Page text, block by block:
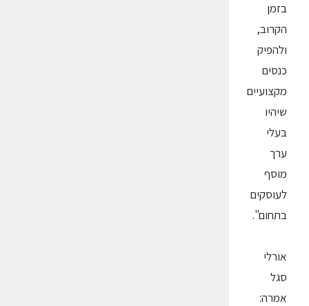
בזמן
הקרוב,
ולהפיק
כנסים
מקצועיים
שיהיו
בעלי
ערך
מוסף
לעוסקים
בתחום".
אורלי
סגל
אמרה: